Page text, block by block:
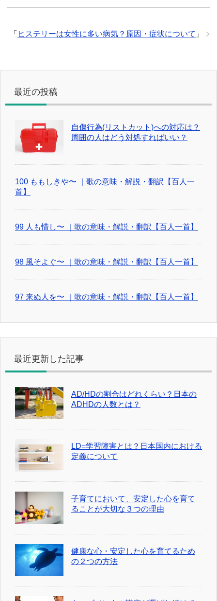
「 ヒステリーは女性に多い病気？原因・症状について 」
最近の投稿
自傷行為(リストカット)への対応は？
周囲の人はどう対処すればいい？
100 ももしきや〜 ｜歌の意味・解説・翻訳【百人一
首】
99 人も惜し〜 ｜歌の意味・解説・翻訳【百人一首】
98 風そよぐ〜 ｜歌の意味・解説・翻訳【百人一首】
97 来ぬ人を〜 ｜歌の意味・解説・翻訳【百人一首】
最近更新した記事
AD/HDの割合はどれくらい？日本の
ADHDの人数とは？
LD=学習障害とは？日本国内における
定義について
子育てにおいて、安定した心を育て
ることが大切な３つの理由
健康な心・安定した心を育てるため
の２つの方法